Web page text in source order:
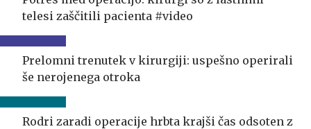
telesi zaščitili pacienta #video
Prelomni trenutek v kirurgiji: uspešno operirali
še nerojenega otroka
Rodri zaradi operacije hrbta krajši čas odsoten z